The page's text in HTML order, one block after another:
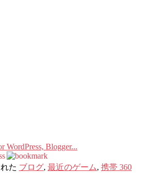
た ブログ, 最近のゲーム, 携帯 360